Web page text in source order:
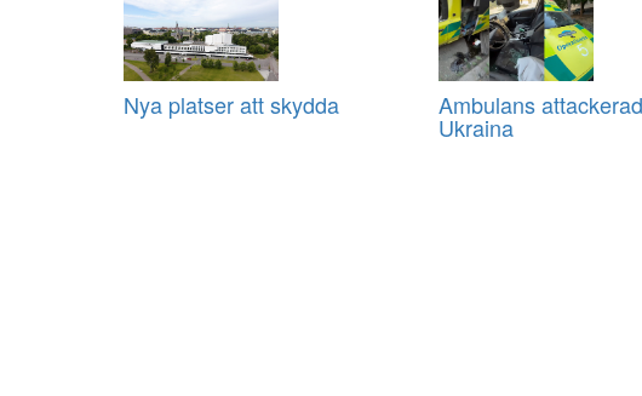
Nya platser att skydda Ambulans
Ukraina